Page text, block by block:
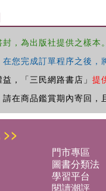
，為出版社提供之樣本
您完成訂單程序之後，
，「三民網路書店」 提
在商品鑑賞期內寄回，
門市專區
圖書分類法
學習平台
閱讀潮評